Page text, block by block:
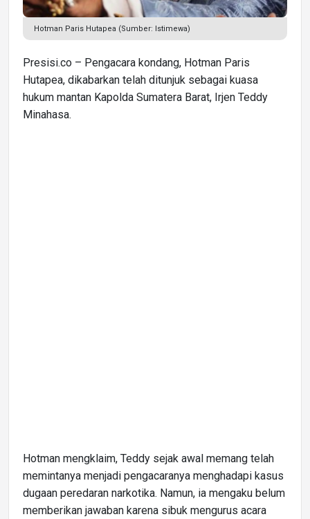
Hotman Paris Hutapea (Sumber: Istimewa)
Presisi.co – Pengacara kondang, Hotman Paris
Hutapea, dikabarkan telah ditunjuk sebagai kuasa
hukum mantan Kapolda Sumatera Barat, Irjen Teddy
Minahasa.
Hotman mengklaim, Teddy sejak awal memang telah
memintanya menjadi pengacaranya menghadapi kasus
dugaan peredaran narkotika. Namun, ia mengaku belum
memberikan jawaban karena sibuk mengurus acara